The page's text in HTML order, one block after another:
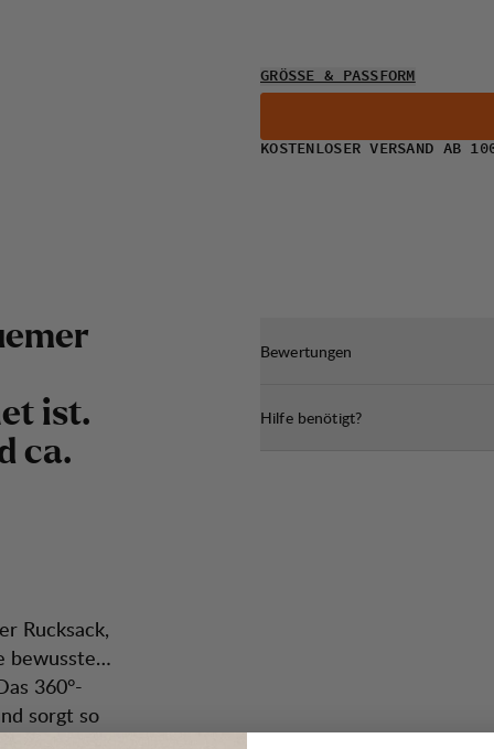
GRÖSSE & PASSFORM
KOSTENLOSER VERSAND AB
ist.
ca.
Rucksack,
bewusste
360°-
sorgt so
Bewertungen
Hilfe benötigt?